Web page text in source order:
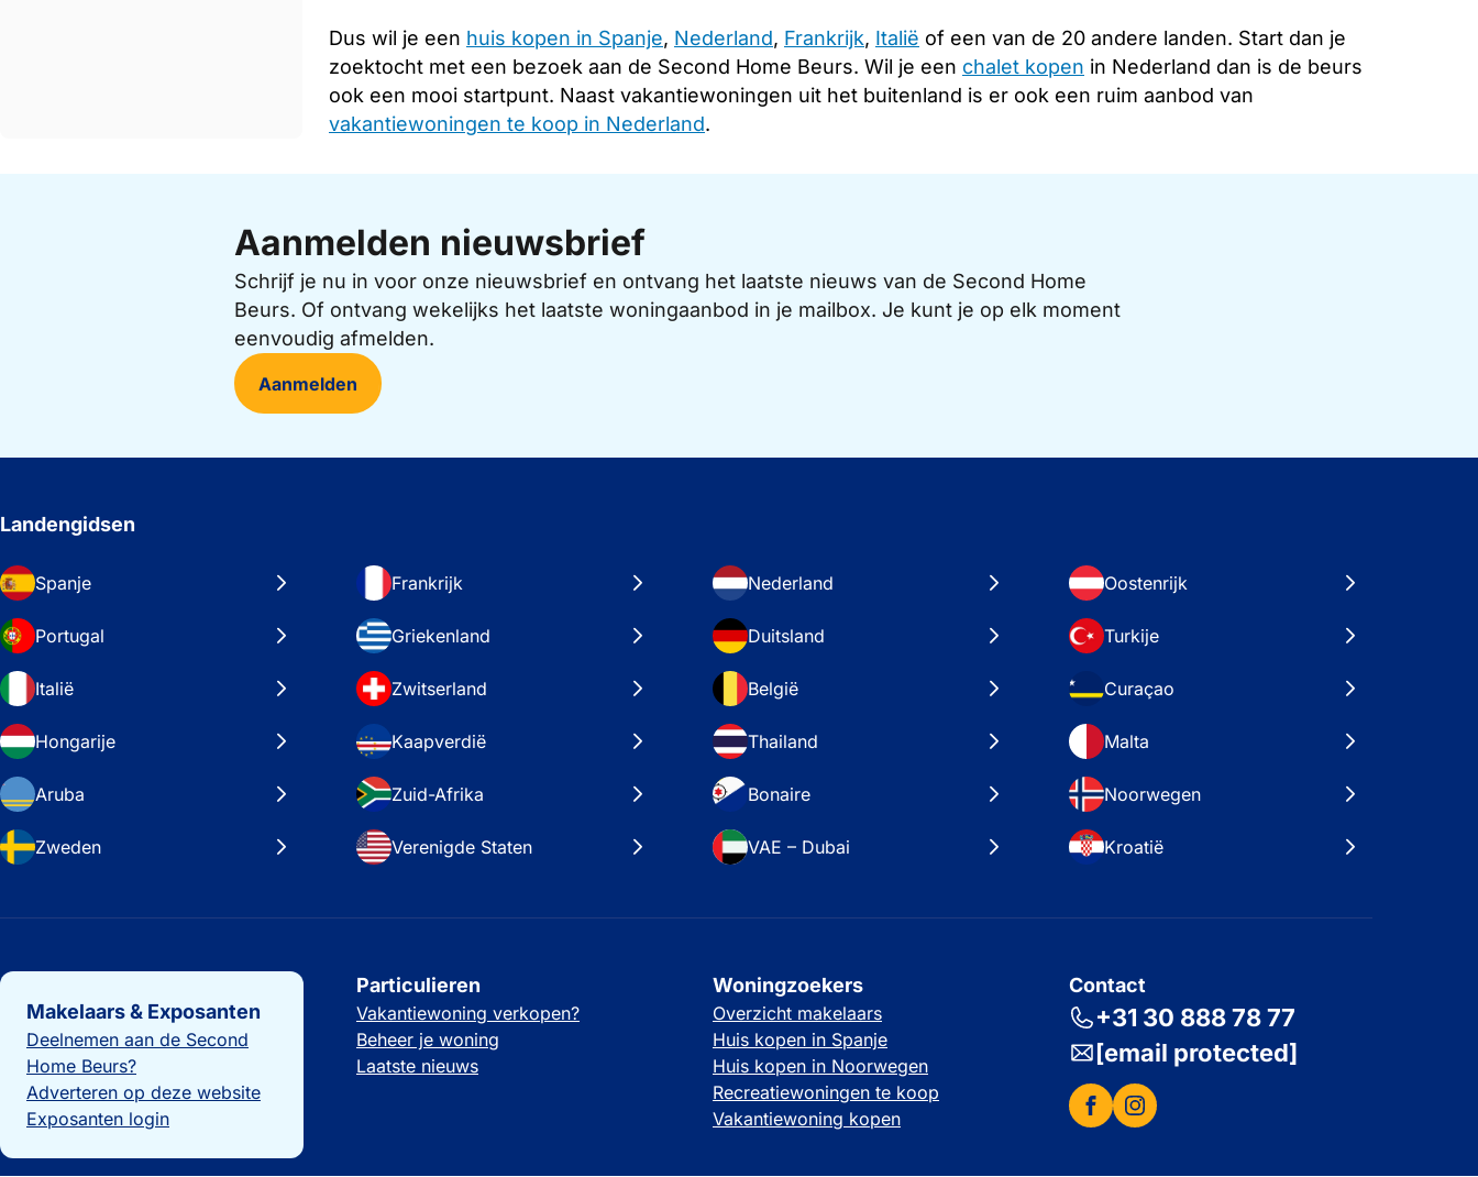
Dus wil je een huis kopen in Spanje, Nederland, Frankrijk, Italië of een van de 20 andere landen. Start dan je
zoektocht met een bezoek aan de Second Home Beurs. Wil je een chalet kopen in Nederland dan is de beurs
ook een mooi startpunt. Naast vakantiewoningen uit het buitenland is er ook een ruim aanbod van
vakantiewoningen te koop in Nederland.
Aanmelden nieuwsbrief
Schrijf je nu in voor onze nieuwsbrief en ontvang het laatste nieuws van de Second Home
Beurs. Of ontvang wekelijks het laatste woningaanbod in je mailbox. Je kunt je op elk moment
eenvoudig afmelden.
Aanmelden
Landengidsen
Spanje Frankrijk Nederland Oostenrijk
Portugal Griekenland Duitsland Turkije
Italië Zwitserland België Curaçao
Hongarije Kaapverdië Thailand Malta
Aruba Zuid-Afrika Bonaire Noorwegen
Zweden Verenigde Staten VAE – Dubai Kroatië
Belangrijke links
Makelaars & Exposanten
Deelnemen aan de Second
Home Beurs?
Adverteren op deze website
Exposanten login
Particulieren
Vakantiewoning verkopen?
Beheer je woning
Laatste nieuws
Woningzoekers
Overzicht makelaars
Huis kopen in Spanje
Huis kopen in Noorwegen
Recreatiewoningen te koop
Vakantiewoning kopen
Contact
+31 30 888 78 77
[email protected]